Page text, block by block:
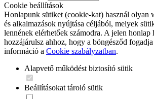
Cookie beállítások
Honlapunk sütiket (cookie-kat) használ olyan
és alkalmazások nyújtása céljából, melyek
lennének elérhetőek számodra. A jelen honlap
hozzájárulsz ahhoz, hogy a böngésződ
információ a Cookie szabályzatban.
Alapvető működést biztosító sütik
Beállításokat tároló sütik